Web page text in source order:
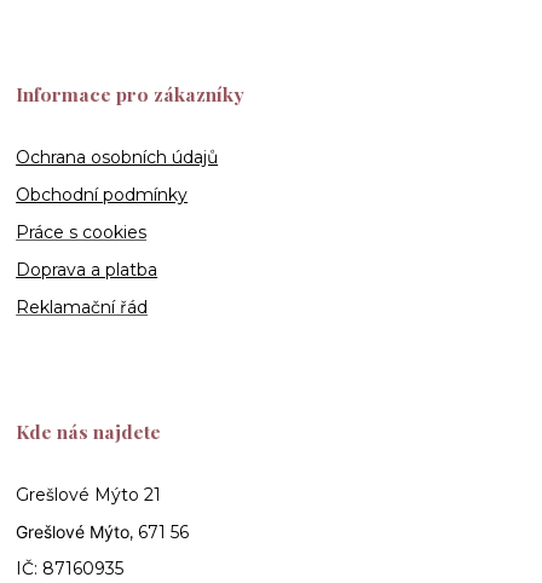
Informace pro zákazníky
Ochrana osobních údajů
Obchodní podmínky
Práce s cookies
Doprava a platba
Reklamační řád
Kde nás najdete
Grešlové Mýto 21
Grešlové Mýto, 671 56
IČ: 87160935